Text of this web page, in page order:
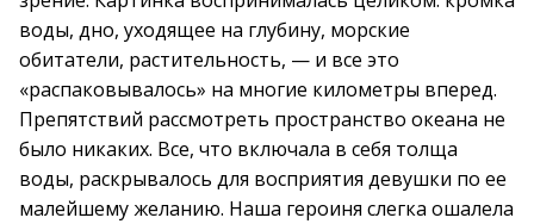
воды, дно, уходящее на глубину, морские
обитатели, растительность, — и все это
«распаковывалось» на многие километры вперед.
Препятствий рассмотреть пространство океана не
было никаких. Все, что включала в себя толща
воды, раскрывалось для восприятия девушки по ее
малейшему желанию. Наша героиня слегка ошалела